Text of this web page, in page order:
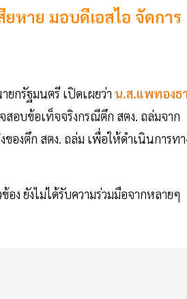
หาย มอบดีเอสไอ จัดการ
กรัฐมนตรี เปิดเผยว่า น.ส.แพทองธ
สอบข้อเท็จจริงกรณีตึก สตง. ถล่มจาก
องตึก สตง. ถล่ม เพื่อให้ดำเนินการทา
ง ยังไม่ได้รับความร่วมมือจากหลายๆ